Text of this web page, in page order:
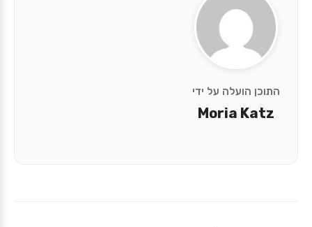
התוכן הועלה על ידי
Moria Katz